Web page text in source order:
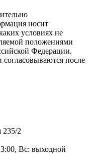
носит
условиях не
положениями
Федерации.
согласовываются после
235/2
Вс: выходной